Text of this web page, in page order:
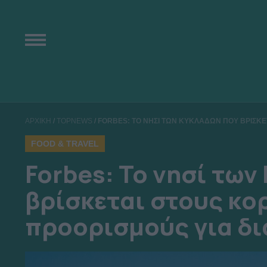
ΑΡΧΙΚΗ / TOPNEWS / FORBES: ΤΟ ΝΗΣΙ ΤΩΝ ΚΥΚΛΑΔΩΝ ΠΟΥ
FOOD & TRAVEL
Forbes: Το νησί
βρίσκεται στους
προορισμούς για